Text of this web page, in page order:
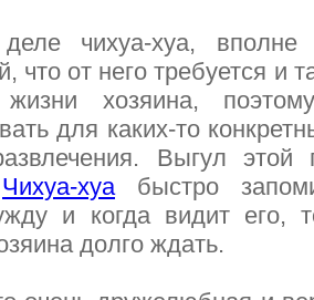
чихуа-хуа,
что от него требуется и
хозяина,
для каких-то
Выгул
Чихуа-хуабыстро
и когда видит его,
долго ждать.